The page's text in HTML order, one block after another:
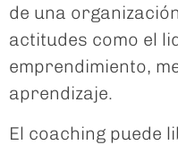
de una
actitudes como el
emprendimiento,
aprendizaje.
El coaching puede